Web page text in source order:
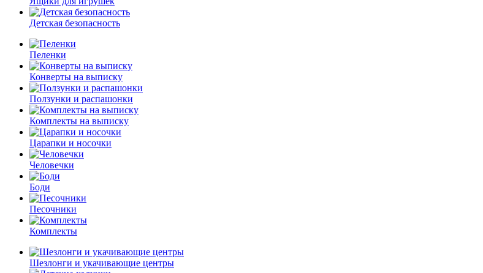
Детская безопасность
Пеленки
Конверты на выписку
Ползунки и распашонки
Комплекты на выписку
Царапки и носочки
Человечки
Боди
Песочники
Комплекты
Шезлонги и укачивающие центры